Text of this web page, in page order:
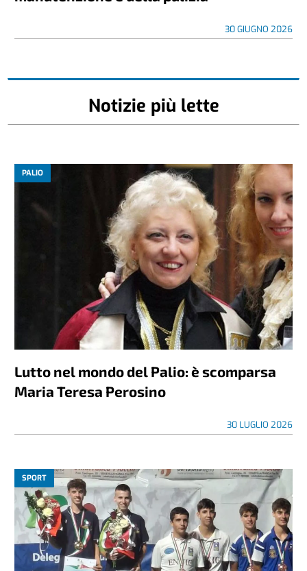
30 GIUGNO 2026
Notizie più lette
PALIO
Lutto nel mondo del Palio: è scomparsa
Maria Teresa Perosino
30 LUGLIO 2026
SPORT